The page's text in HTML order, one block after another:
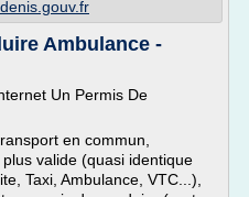
Ambulance -
Un Permis De
en commun,
valide (quasi identique
Taxi, Ambulance, VTC...),